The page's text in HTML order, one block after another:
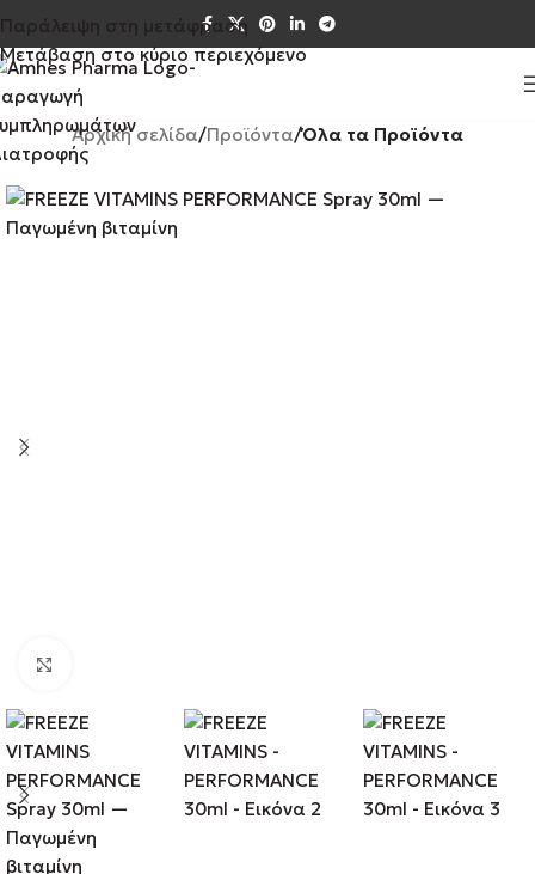
Παράλειψη στη μετάφραση
Μετάβαση στο κύριο περιεχόμενο
Αρχική σελίδα Προϊόντα Όλα τα Προϊόντα